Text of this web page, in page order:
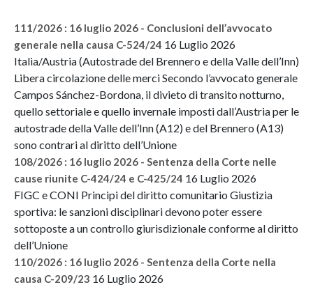
111/2026 : 16 luglio 2026 - Conclusioni dell’avvocato
generale nella causa C-524/24 16 Luglio 2026
Italia/Austria (Autostrade del Brennero e della Valle dell’Inn)
Libera circolazione delle merci Secondo l’avvocato generale
Campos Sánchez-Bordona, il divieto di transito notturno,
quello settoriale e quello invernale imposti dall’Austria per le
autostrade della Valle dell’Inn (A12) e del Brennero (A13)
sono contrari al diritto dell’Unione
108/2026 : 16 luglio 2026 - Sentenza della Corte nelle
cause riunite C-424/24 e C-425/24 16 Luglio 2026
FIGC e CONI Principi del diritto comunitario Giustizia
sportiva: le sanzioni disciplinari devono poter essere
sottoposte a un controllo giurisdizionale conforme al diritto
dell’Unione
110/2026 : 16 luglio 2026 - Sentenza della Corte nella
causa C-209/23 16 Luglio 2026